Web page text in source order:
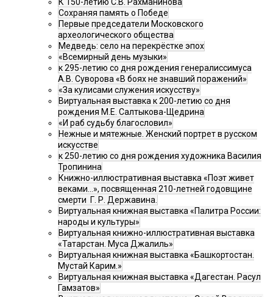
К 150-летию С.В. Рахманинова
Сохраняя память о Победе
Первые председатели Московского
археологического общества
Медведь: село на перекрёстке эпох
«Всемирный день музыки»
к 295-летию со дня рождения генералиссимуса
А.В. Суворова «В боях не знавший поражений»
«За кулисами служения искусству»
Виртуальная выставка к 200-летию со дня
рождения М.Е. Салтыкова-Щедрина
«И раб судьбу благословил»
Нежные и мятежные. Женский портрет в русском
искусстве
к 250-летию со дня рождения художника Василия
Тропинина
Книжно-иллюстративная выставка «Поэт живет
веками…», посвященная 210-летней годовщине
смерти Г. Р. Державина.
Виртуальная книжная выставка «Палитра России:
народы и культуры»
Виртуальная книжно-иллюстративная выставка
«Татарстан. Муса Джалиль»
Виртуальная книжная выставка «Башкортостан.
Мустай Карим.»
Виртуальная книжная выставка «Дагестан. Расул
Гамзатов»